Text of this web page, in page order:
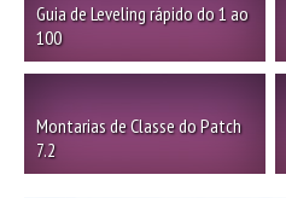
Guia de Leveling rápido do 1 ao
100
Montarias de Classe do Patch
7.2